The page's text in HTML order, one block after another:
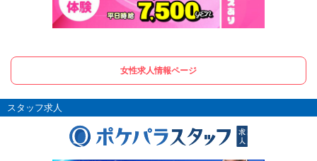
女性求人情報ページ
スタッフ求人